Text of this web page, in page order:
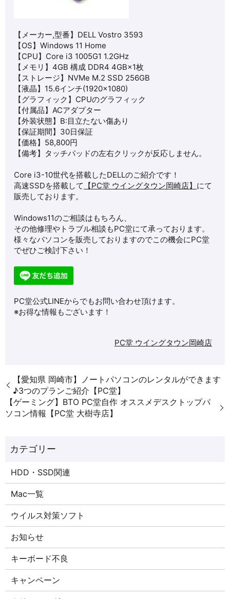
【メーカー,型番】DELL Vostro 3593
【OS】Windows 11 Home
【CPU】Core i3 1005G1 1.2GHz
【メモリ】4GB 構成 DDR4 4GB×1枚
【ストレージ】NVMe M.2 SSD 256GB
【液晶】15.6インチ(1920×1080)
【グラフィック】CPUのグラフィック
【付属品】ACアダプター
【外装状態】B:目立たない傷あり
【保証期間】30日保証
【価格】58,800円
【備考】タッチパッドの左右クリックが反応しません。
Core i3-10世代を搭載したDELLのご紹介です！
高速SSDを搭載して 【PC堂 ウイングタウン岡崎店】 にて
販売しております。
Windows11のご相談はもちろん、
その他修理やトラブル相談もPC堂にて承っております。
様々なパソコンを販売しておりますのでこの機会にPC堂
でぜひご検討下さい！
PC堂公式LINEからでもお問い合わせ頂けます。
※お得な情報もございます！
PC堂 ウイングタウン岡崎店
【愛知県 岡崎市】ノートパソコンのレンタルができます
♪3つのプランご紹介【PC堂】
【ゲーミング】BTO PC堂自作 オススメデスクトップパ
ソコン情報【PC堂 大樹寺店】
HDD・SSD関連
Mac一覧
ウイルス対策ソフト
お知らせ
キーボード不良
キャンペーン